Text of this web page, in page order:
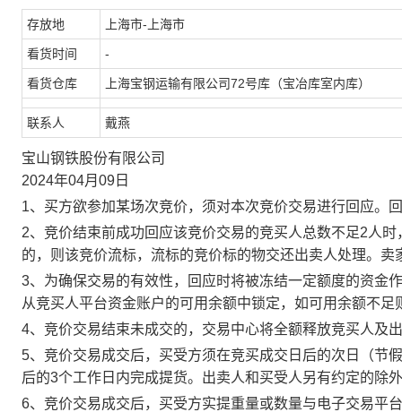
存放地 上海市-上海市
看货时间 -
看货仓库 上海宝钢运输有限公司72号库（宝冶库室内库）
联系人 戴燕
宝山钢铁股份有限公司
2024年04月09日
1、买方欲参加某场次竞价，须对本次竞价交易进行回应。
2、竞价结束前成功回应该竞价交易的竞买人总数不足2人
的，则该竞价流标，流标的竞价标的物交还出卖人处理。
3、为确保交易的有效性，回应时将被冻结一定额度的资金
从竞买人平台资金账户的可用余额中锁定，如可用余额不足
4、竞价交易结束未成交的，交易中心将全额释放竞买人及
5、竞价交易成交后，买受方须在竞买成交日后的次日（节
后的3个工作日内完成提货。出卖人和买受人另有约定的除
6、竞价交易成交后，买受方实提重量或数量与电子交易平